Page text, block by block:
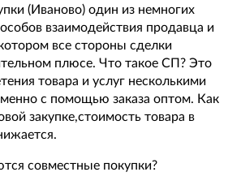
(Иваново) один из немногих
взаимодействия продавца и
все стороны сделки
плюсе. Что такое СП? Это
товара и услуг несколькими
с помощью заказа оптом. Как
закупке,стоимость товара в
совместные покупки?